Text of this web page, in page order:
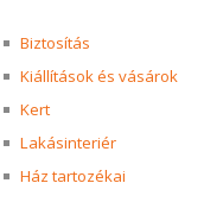
Biztosítás
Kiállítások és vásárok
Kert
Lakásinteriér
Ház tartozékai